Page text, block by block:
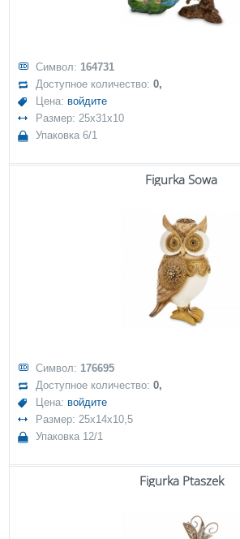
Символ: 164731
Доступное количество:0,
Цена: войдите
Размер: 25x31x10
Упаковка 6/1
Figurka Sowa
Символ: 176695
Доступное количество:0,
Цена: войдите
Размер: 25x14x10,5
Упаковка 12/1
Figurka Ptaszek